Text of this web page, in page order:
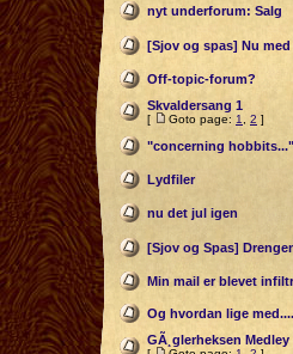
nyt underforum: Salg
[Sjov og spas] Nu
Off-topic-forum?
Skvaldersang 1
[ Goto page: 1 2 ]
"concerning hobbits..."
Lydfiler
nu det jul igen
[Sjov og Spas]
Min mail er blevet
Og hvordan lige
GÃ¸glerheksen Medley